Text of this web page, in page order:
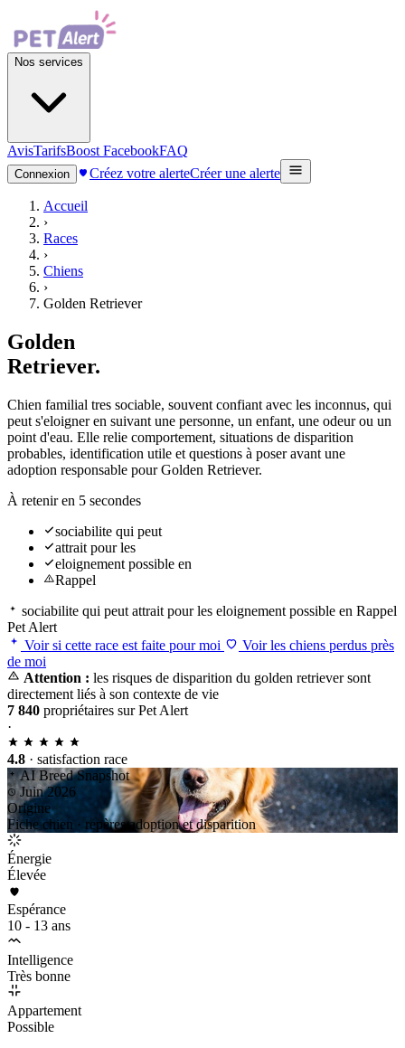
Nos services
AvisTarifsBoost FacebookFAQ
Connexion Créez votre alerteCréer une alerte
Accueil
›
Races
›
Chiens
›
Golden Retriever
Golden
Retriever.
Chien familial tres sociable, souvent confiant avec les inconnus, qui
peut s'eloigner en suivant une personne, un enfant, une odeur ou un
point d'eau. Elle relie comportement, situations de disparition
probables, identification utile et questions à poser avant une
adoption responsable pour Golden Retriever.
À retenir en 5 secondes
sociabilite qui peut
attrait pour les
eloignement possible en
Rappel
sociabilite qui peut attrait pour les eloignement possible en Rappel
Pet Alert
Voir si cette race est faite pour moi
Voir les chiens perdus près
de moi
Attention : les risques de disparition du golden retriever sont
directement liés à son contexte de vie
7 840 propriétaires sur Pet Alert
·
4.8 · satisfaction race
AI Breed Snapshot
Juin 2026
Origine
Fiche chien · repères adoption et disparition
Énergie
Élevée
Espérance
10 - 13 ans
Intelligence
Très bonne
Appartement
Possible